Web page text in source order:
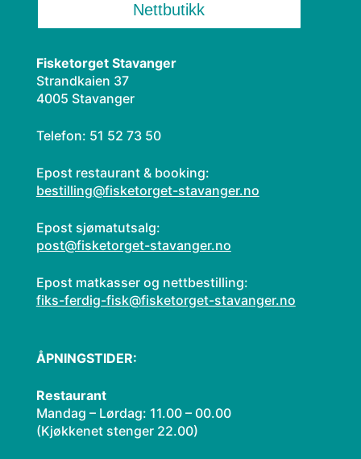
Nettbutikk
Fisketorget Stavanger
Strandkaien 37
4005 Stavanger
Telefon: 51 52 73 50
Epost restaurant & booking:
bestilling@fisketorget-stavanger.no
Epost sjømatutsalg:
post@fisketorget-stavanger.no
Epost matkasser og nettbestilling:
fiks-ferdig-fisk@fisketorget-stavanger.no
ÅPNINGSTIDER:
Restaurant
Mandag – Lørdag: 11.00 – 00.00
(Kjøkkenet stenger 22.00)​